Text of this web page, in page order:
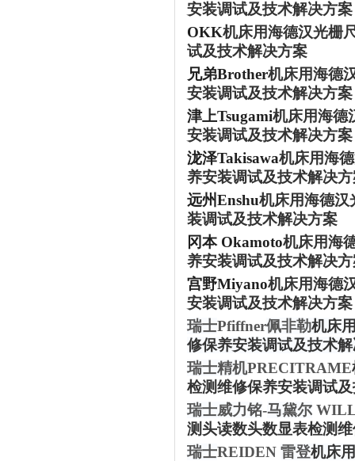
安装调试及技术解决方案
OKK机床用海德汉光栅
试及技术解决方案
兄弟Brother机床用海德
安装调试及技术解决方案
津上Tsugami机床用海德
安装调试及技术解决方案
泷泽Takisawa机床用海
养安装调试及技术解决
远州Enshu机床用海德汉
装调试及技术解决方案
冈本 Okamoto机床用海
养安装调试及技术解决
宫野Miyano机床用海德
安装调试及技术解决方案
瑞士Pfiffner佩非勒机床
修保养安装调试及技术
瑞士精机PRECITRAME
检测维修保养安装调试
瑞士威力铭-马黛尔
测头读数头数显表检测
瑞士REIDEN 雷登机床